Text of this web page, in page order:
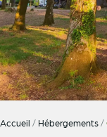
Accueil / Hébergements/